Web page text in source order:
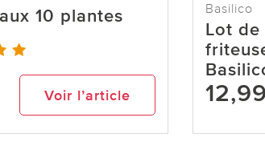
10 plantes
Voir l’article
Basilico
Lot
12,99